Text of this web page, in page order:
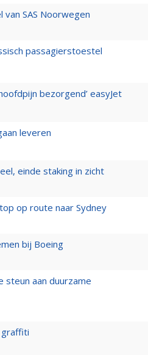
SAS Noorwegen
passagierstoestel
bezorgend’ easyJet
leveren
einde staking in zicht
op route naar Sydney
bij Boeing
steun aan duurzame
graffiti